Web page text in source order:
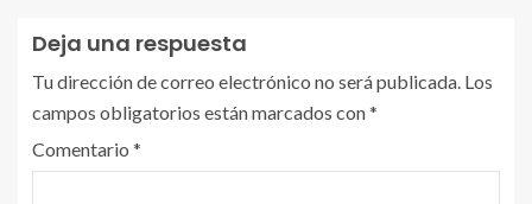
Deja una respuesta
Tu dirección de correo electrónico no será publicada. Los
campos obligatorios están marcados con*
Comentario *